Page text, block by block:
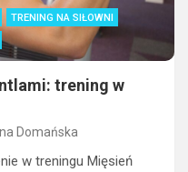
TRENING NA SIŁOWNI
trening w
Domańska
w treningu Mięsień